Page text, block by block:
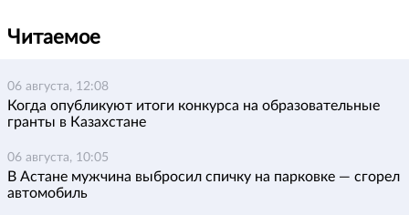
Читаемое
06 августа, 12:08
Когда опубликуют итоги конкурса на образовательные
гранты в Казахстане
06 августа, 10:05
В Астане мужчина выбросил спичку на парковке — сгорел
автомобиль